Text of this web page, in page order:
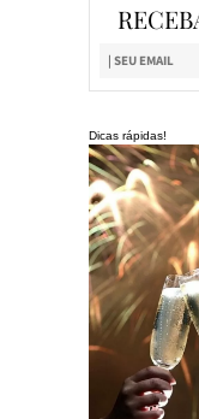
Dicas rápidas!